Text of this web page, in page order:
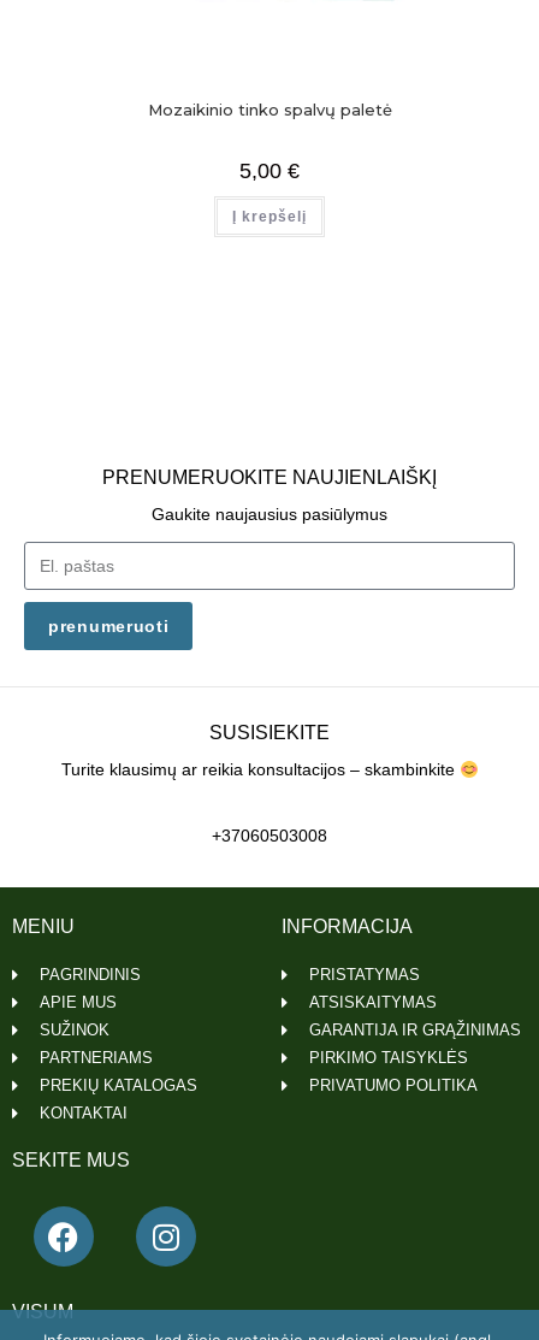
Mozaikinio tinko spalvų paletė
5,00 €
Į krepšelį
PRENUMERUOKITE NAUJIENLAIŠKĮ
Gaukite naujausius pasiūlymus
prenumeruoti
SUSISIEKITE
Turite klausimų ar reikia konsultacijos – skambinkite
+37060503008
VISUM
SEKITE MUS
INFORMACIJA
PRISTATYMAS
ATSISKAITYMAS
GARANTIJA IR GRĄŽINIMAS
PIRKIMO TAISYKLĖS
PRIVATUMO POLITIKA
MENIU
PAGRINDINIS
APIE MUS
SUŽINOK
PARTNERIAMS
PREKIŲ KATALOGAS
KONTAKTAI